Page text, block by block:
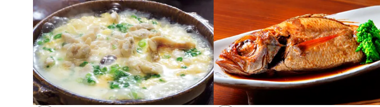
※前入金のお客様につきまして、年内発送の受付は12月12日(金)までとなります。12月13日(土)
を行う場合がございます。ご了承下さい。
2025年10月24日「冬ギフト特集」開催中！11月末までのご注文・ご予約は送料半額！
2025年8月29日大感謝祭「秋のうまいもん」開催中！2025年10月16日(木)まで
2025年7月29日 【お盆期間の発送に関するご案内】
お盆休みに伴い、下記の期間中はお荷物のご到着日としてお選びいただけません。